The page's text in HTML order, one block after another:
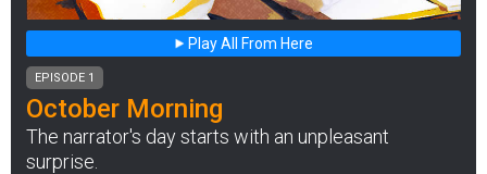
Play All From Here
EPISODE 1
October Morning
The narrator's day starts with an unpleasant
surprise.